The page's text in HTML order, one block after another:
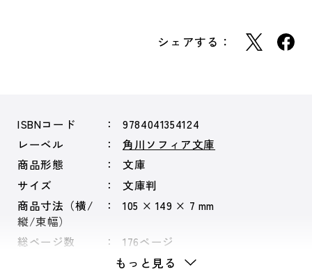
シェアする：
ISBNコード
9784041354124
レーベル
角川ソフィア文庫
商品形態
文庫
サイズ
文庫判
商品寸法（横/
縦/束幅）
105 × 149 × 7 mm
総ページ数 176ページ
もっと見る